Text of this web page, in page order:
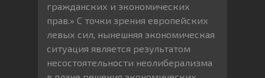
гражданских и экономических
прав.» С точки зрения европейских
левых сил, нынешняя экономическая
ситуация является результатом
несостоятельности неолиберализма